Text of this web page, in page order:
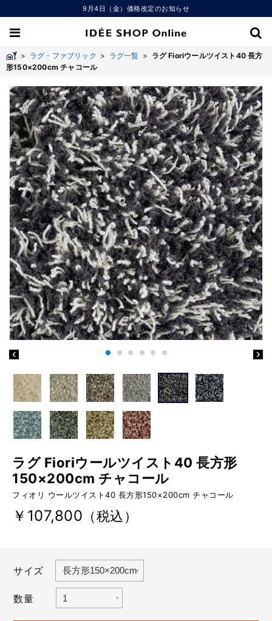
9月4日（金）価格改定のお知らせ
> ラグ・ファブリック > ラグ一覧 > ラグ Fioriウールツイスト40 長方
形150×200cm チャコール
ラグ Fioriウールツイスト40 長方形
150×200cm チャコール
フィオリ ウールツイスト40 長方形150×200cm チャコール
￥107,800 （税込）
サイズ
数量